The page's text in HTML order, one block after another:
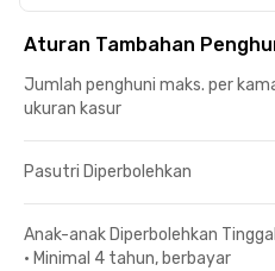
Aturan Tambahan
Jumlah penghuni maks. per
ukuran kasur
Pasutri Diperbolehkan
Anak-anak Diperbolehkan Tinggal
• Minimal 4 tahun, berbayar